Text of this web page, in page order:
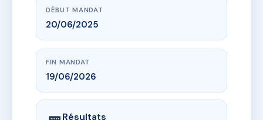
DÉBUT MANDAT
20/06/2025
FIN MANDAT
19/06/2026
Résultats